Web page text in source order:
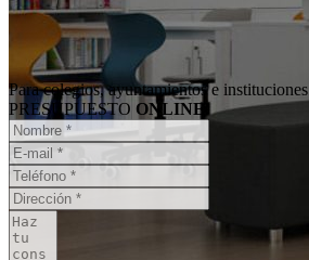
Para colegios, ayuntamientos e instituciones
PRESUPUESTO ONLINE